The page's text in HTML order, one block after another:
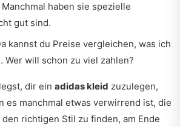
haben sie spezielle
gut sind.
kannst du Preise vergleichen, was ich
Wer will schon zu viel zahlen?
dir ein adidas kleid zuzulegen,
es manchmal etwas verwirrend ist, die
richtigen Stil zu finden, am Ende